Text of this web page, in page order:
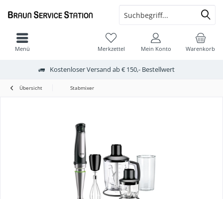
Kostenloser Versand ab € 150,- Bestellwert
Warenkorb
Merkzettel Mein Konto
Menü
Übersicht Stabmixer